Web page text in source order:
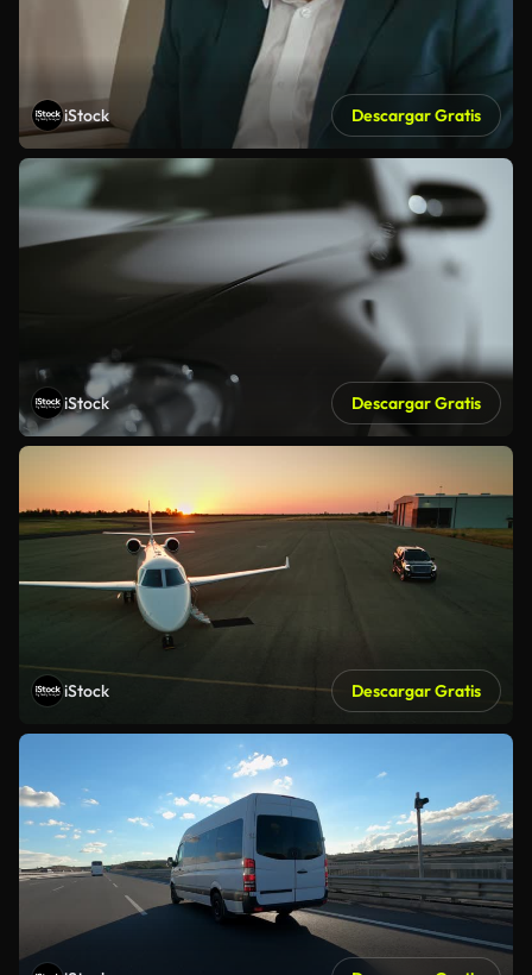
iStock Descargar Gratis
iStock Descargar Gratis
iStock Descargar Gratis